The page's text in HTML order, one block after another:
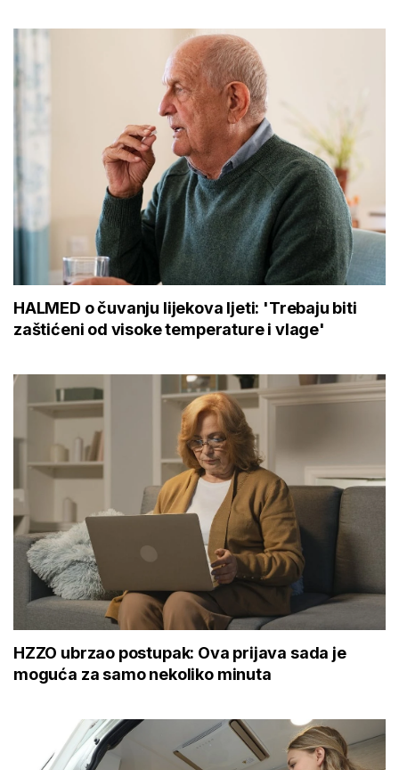
HALMED o čuvanju lijekova ljeti: 'Trebaju biti
zaštićeni od visoke temperature i vlage'
HZZO ubrzao postupak: Ova prijava sada je
moguća za samo nekoliko minuta